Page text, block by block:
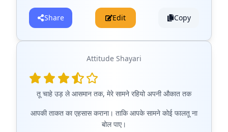
Share Edit Copy
Attitude Shayari
तू चाहे उड़ ले आसमान तक, मेरे सामने रहियो अपनी औकात तक
आपकी ताकत का एहसास कराना। ताकि आपके सामने कोई फालतू ना
बोल पाए।